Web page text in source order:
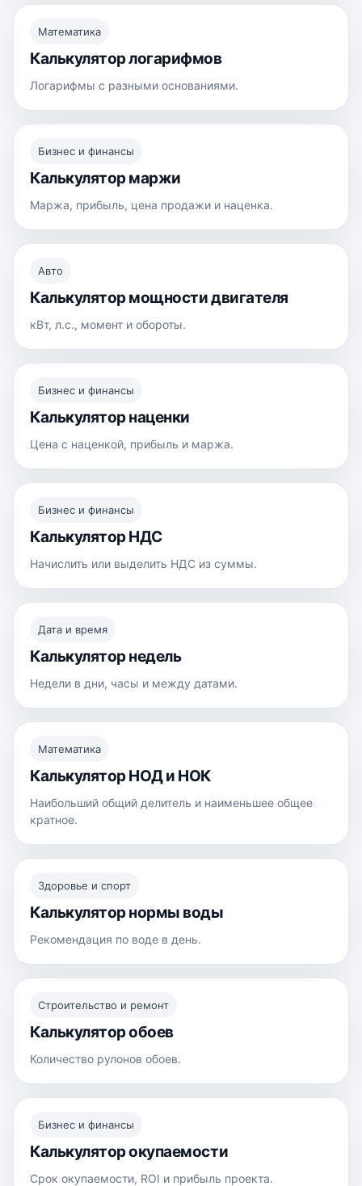
Математика
Калькулятор логарифмов
Логарифмы с разными основаниями.
Бизнес и финансы
Калькулятор маржи
Маржа, прибыль, цена продажи и наценка.
Авто
Калькулятор мощности двигателя
кВт, л.с., момент и обороты.
Бизнес и финансы
Калькулятор наценки
Цена с наценкой, прибыль и маржа.
Бизнес и финансы
Калькулятор НДС
Начислить или выделить НДС из суммы.
Дата и время
Калькулятор недель
Недели в дни, часы и между датами.
Математика
Калькулятор НОД и НОК
Наибольший общий делитель и наименьшее общее
кратное.
Здоровье и спорт
Калькулятор нормы воды
Рекомендация по воде в день.
Строительство и ремонт
Калькулятор обоев
Количество рулонов обоев.
Бизнес и финансы
Калькулятор окупаемости
Срок окупаемости, ROI и прибыль проекта.